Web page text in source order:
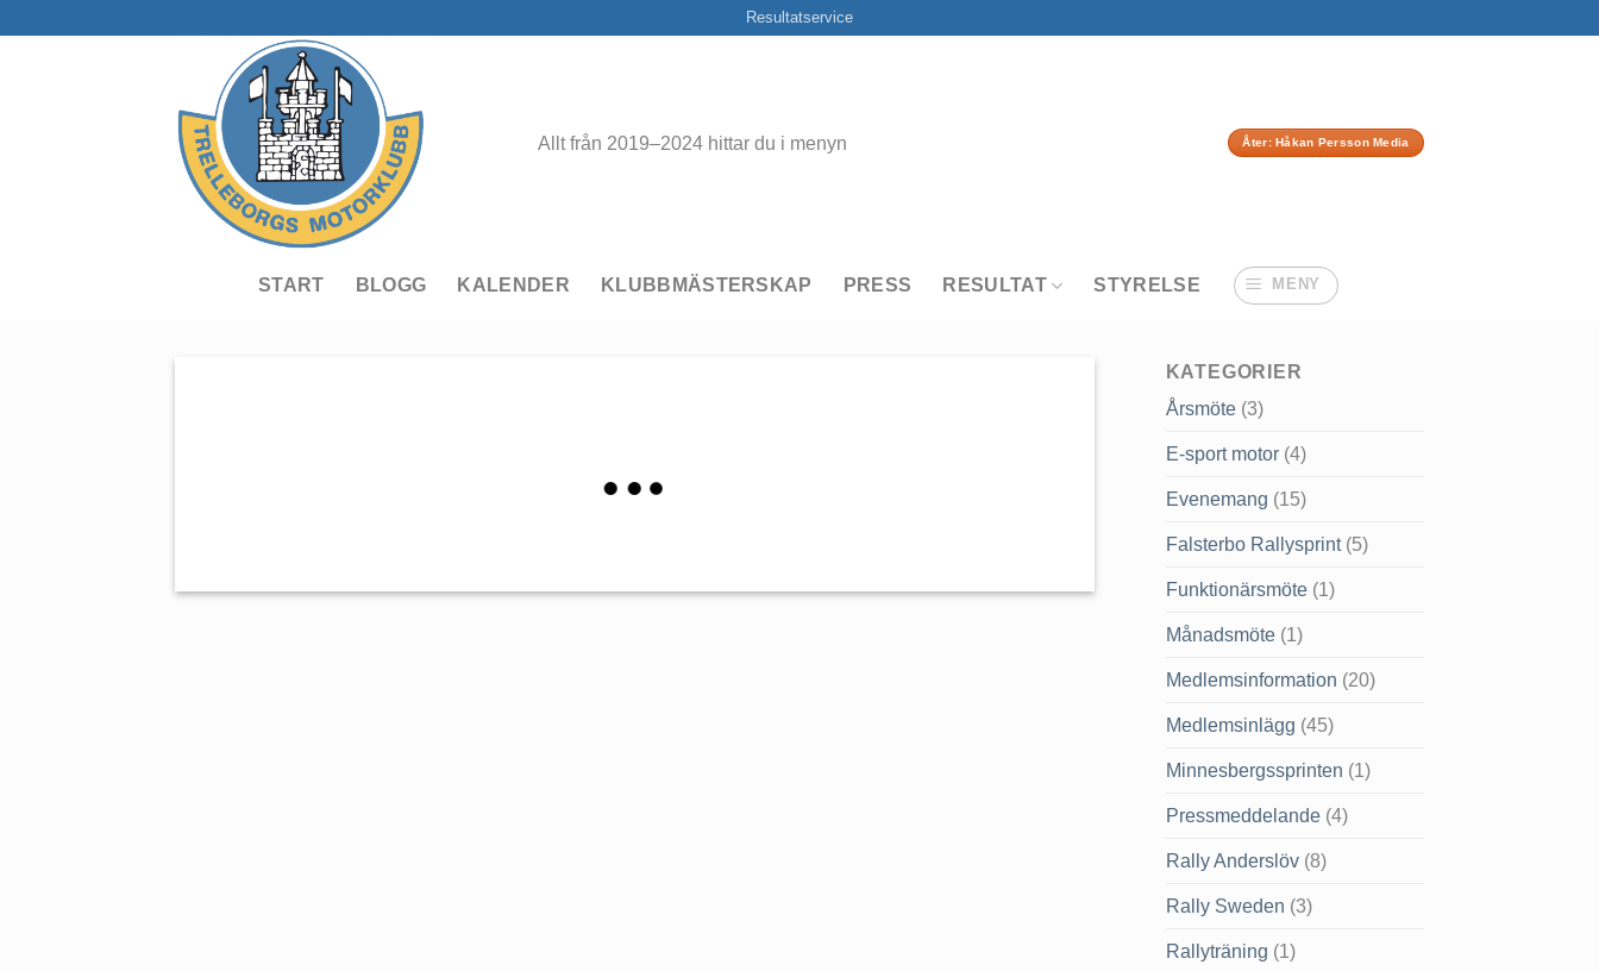
Resultatservice
Allt från 2019–2024 hittar du i menyn Åter: Håkan Persson Media
START BLOGG KALENDER KLUBBMÄSTERSKAP PRESS RESULTAT STYRELSE MENY
KATEGORIER
Årsmöte(3)
E-sport motor(4)
Evenemang (15)
Falsterbo Rallysprint(5)
Funktionärsmöte(1)
Månadsmöte(1)
Medlemsinformation (20)
Medlemsinlägg (45)
Minnesbergssprinten (1)
Pressmeddelande(4)
Rally Anderslöv(8)
Rally Sweden (3)
Rallyträning (1)